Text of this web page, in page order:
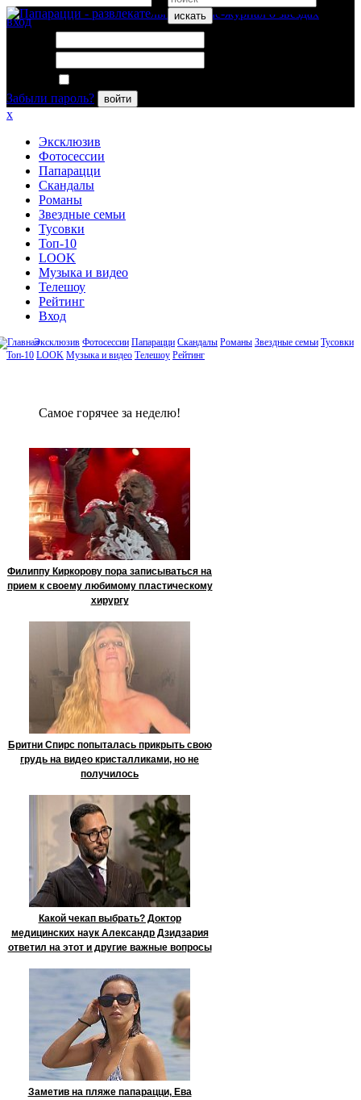
искать
вход
Забыли пароль?
войти
x
Эксклюзив
Фотосессии
Папарацци
Скандалы
Романы
Звездные семьи
Тусовки
Топ-10
LOOK
Музыка и видео
Телешоу
Рейтинг
Вход
Эксклюзив Фотосессии Папарацци Скандалы Романы Звездные семьи Тусовки
Топ-10 LOOK Музыка и видео Телешоу Рейтинг
Сaмое гoрячее за неделю!
Филиппу Киркорову пора записываться на
прием к своему любимому пластическому
хирургу
Бритни Спирс попыталась прикрыть свою
грудь на видео кристалликами, но не
получилось
Какой чекап выбрать? Доктор
медицинских наук Александр Дзидзария
ответил на этот и другие важные вопросы
Заметив на пляже папарацци, Ева